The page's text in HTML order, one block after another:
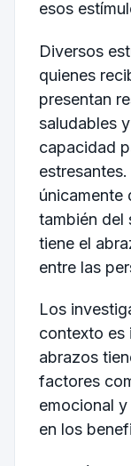
esos
Diversos
quienes
presentan
saludables
capacidad
únicamente
también del
tiene el
entre las
Los
contexto es
abrazos
factores
emocional
en los